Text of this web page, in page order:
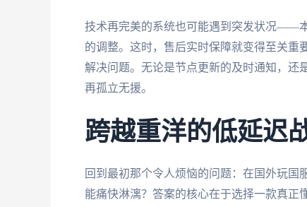
技术再完美的系统也可能遇到突发状况——
的调整。这时，售后实时保障就变得至关重
解决问题。无论是节点更新的及时通知，还
再孤立无援。
跨越重洋的低延迟
回到最初那个令人烦恼的问题：在国外玩
能痛快淋漓？答案的核心在于选择一款真正